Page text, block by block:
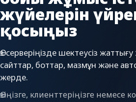
жүйелерін
қосыңыз
Өз серверіңізде шектеусіз
сайттар, боттар, мазмұн және
жерде.
Өзіңізге, клиенттеріңізге немесе